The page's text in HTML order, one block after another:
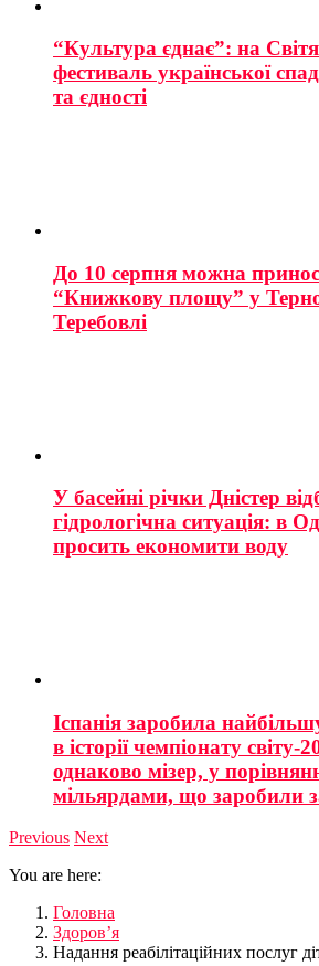
“Культура єднає”: на
фестиваль української
та єдності
До 10 серпня можна
“Книжкову площу” у
Теребовлі
У басейні річки Дністер
гідрологічна ситуація: в
просить економити воду
Іспанія заробила
в історії чемпіонату світу-
однаково мізер, у
мільярдами, що заробили
Previous Next
You are here:
Головна
Здоров’я
Надання реабілітаційних послуг